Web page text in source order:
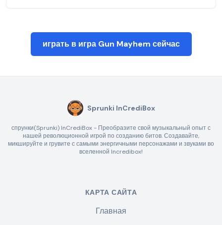
играть в игра Gun Mayhem сейчас
Sprunki InCrediBox
спрунки(Sprunki) InCrediBox - Преобразите свой музыкальный опыт с
нашей революционной игрой по созданию битов. Создавайте,
микшируйте и грувите с самыми энергичными персонажами и звуками во
вселенной Incredibox!
КАРТА САЙТА
Главная